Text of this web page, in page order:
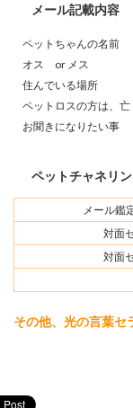
メール記載内容
ペットちゃんの名前
オス or メス
住んでいる場所
ペットロスの方は、亡
お聞きになりたい事
ペットチャネリ
メール鑑
対面
対面
その他、光の言葉セ